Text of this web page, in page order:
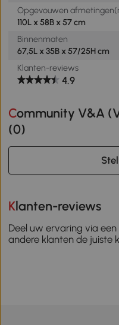
Opgevouwen
110L x 58B x 57 cm
Binnenmaten
67,5L x 35B x 57/25H cm
Klanten-reviews
4.9
Community V&A (Vragen en Antwoorden)
(0)
Klanten-reviews
Deel uw ervaring via
andere klanten de juiste